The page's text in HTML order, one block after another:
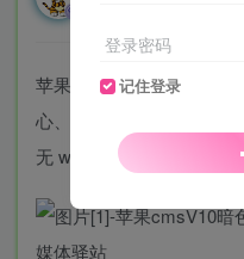
苹果 cmsV10 暗色系动漫
心、评论等功能这苹果
无 wap 端该模板包含会员
登录密码
记住登录